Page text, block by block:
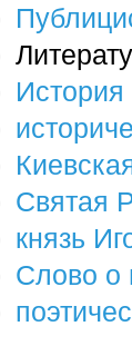
История
Святая
князь
Слово о